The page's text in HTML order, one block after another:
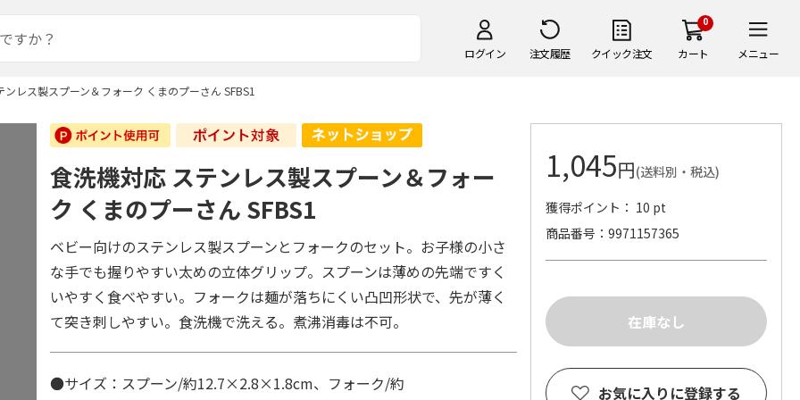
ログイン 注文履歴 クイック注文
0
カート メニュー
レス製スプーン＆フォーク くまのプーさん SFBS1
食洗機対応 ステンレス製スプーン＆フォー
ク くまのプーさん SFBS1
ベビー向けのステンレス製スプーンとフォークのセット。お子様の小さ
な手でも握りやすい太めの立体グリップ。スプーンは薄めの先端ですく
いやすく食べやすい。フォークは麺が落ちにくい凸凹形状で、先が薄く
て突き刺しやすい。食洗機で洗える。煮沸消毒は不可。
●サイズ：スプーン/約12.7×2.8×1.8cm、フォーク/約
1,045円(送料別・税込)
獲得ポイント： 10 pt
商品番号
9971157365
お気に入りに登録する